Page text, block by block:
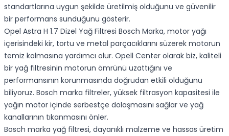
standartlarına uygun şekilde üretilmiş olduğunu ve güvenilir
bir performans sunduğunu gösterir.
Opel Astra H 1.7 Dizel Yağ Filtresi Bosch Marka, motor yağı
içerisindeki kir, tortu ve metal parçacıklarını süzerek motorun
temiz kalmasına yardımcı olur. Opell Center olarak biz, kaliteli
bir yağ filtresinin motorun ömrünü uzattığını ve
performansının korunmasında doğrudan etkili olduğunu
biliyoruz. Bosch marka filtreler, yüksek filtrasyon kapasitesi ile
yağın motor içinde serbestçe dolaşmasını sağlar ve yağ
kanallarının tıkanmasını önler.
Bosch marka yağ filtresi, dayanıklı malzeme ve hassas üretim